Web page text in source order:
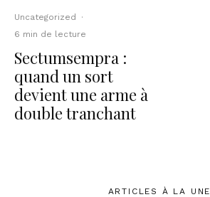
Uncategorized
·
6 min de lecture
Sectumsempra :
quand un sort
devient une arme à
double tranchant
ARTICLES À LA UNE